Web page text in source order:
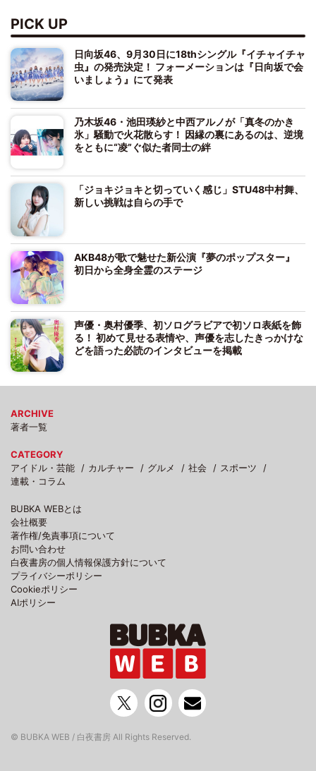
PICK UP
日向坂46、9月30日に18thシングル『イチャイチャ
虫』の発売決定！ フォーメーションは『日向坂で会
いましょう』にて発表
乃木坂46・池田瑛紗と中西アルノが「真冬のかき
氷」騒動で火花散らす！ 因縁の裏にあるのは、逆境
をともに“凌”ぐ似た者同士の絆
「ジョキジョキと切っていく感じ」STU48中村舞、
新しい挑戦は自らの手で
AKB48が歌で魅せた新公演『夢のポップスター』
初日から全身全霊のステージ
声優・奥村優季、初ソログラビアで初ソロ表紙を飾
る！ 初めて見せる表情や、声優を志したきっかけな
どを語った必読のインタビューを掲載
ARCHIVE
著者一覧
CATEGORY
アイドル・芸能
カルチャー グルメ 社会
スポーツ
連載・コラム
BUBKA WEBとは
会社概要
著作権/免責事項について
お問い合わせ
白夜書房の個人情報保護方針について
プライバシーポリシー
Cookieポリシー
AIポリシー
© BUBKA WEB / 白夜書房 All Rights Reserved.